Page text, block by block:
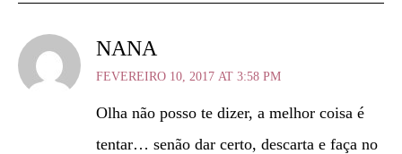
NANA
FEVEREIRO 10, 2017 AT 3:58 PM
Olha não posso te dizer, a melhor coisa é
tentar… senão dar certo, descarta e faça no